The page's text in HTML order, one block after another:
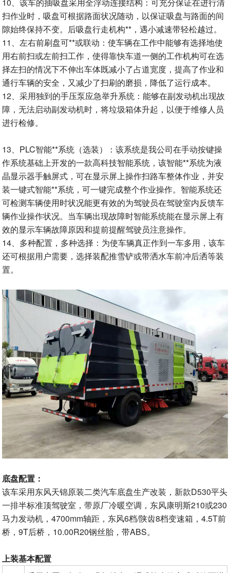
扫作业时，吸盘可根据路面状况随动，以保证吸盘与路面的间
隙始终保持不变。后吸盘行走机构**，遇小减速带轻松越过。
11、左右前刷盘可**或联动：使车辆在工作中能够有选择地使
用右前扫或左前扫工作，使得靠快车道一侧的工作机构可在选
择左扫的情况下不伸出车体既减小了占道宽度，提高了作业和
通行车辆的安全，又减少了扫刷的磨损，降低了运行成本。
12、采用独到的手压泵应急举升系统：能够在副发动机出现故
障，无法启动副发动机时，将垃圾箱体升起，以便于维修人员
进行检修。
13、PLC智能**系统（选装）：该系统是我公司在手动按键操
作系统基础上开发的一款高科技智能系统，该智能**系统为液
晶显示器手触屏式，可在显示屏上操作扫路车整体作业，并安
装一键式智能**系统，可一键完成整个作业操作。智能系统还
可检测车辆使用时状况能更有效的为驾驶员在驾驶室内反馈车
辆作业操作状况。当车辆出现故障时智能系统能在显示屏上有
效的显示车辆故障原因和提前提醒驾驶员注意操作。
14、多种配置，多种选择：为使车辆真正作到一车多用，该车
还可根据用户需要，选择装配推雪铲或带洒水车前冲后洒等装
置。
底盘配置：
该车采用东风天锦原装二类汽车底盘生产改装，新款D530平头
一排半标准顶驾驶室，带原厂冷暖空调，东风康明斯210或230
马力发动机，4700mm轴距，东风6档/陕齿8档变速箱，4.5T前
桥，9T后桥，10.00R20钢丝胎，带ABS。
上装基本配置